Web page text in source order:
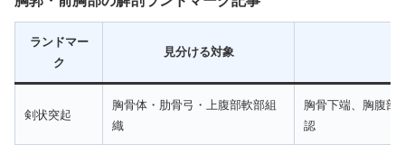
ランドマー
ク
見分ける対象
剣状突起
胸骨体・肋骨弓・上腹部軟部組
織
胸骨下端、胸腹部
認